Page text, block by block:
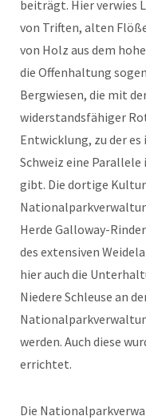
beiträgt. Hier verwies
von Triften, alten
von Holz aus dem
die Offenhaltung
Bergwiesen, die mit
widerstandsfähiger
Entwicklung, zu der
Schweiz eine
gibt. Die dortige
Herde Galloway-
des extensiven
hier auch die
Niedere Schleuse an
werden. Auch diese
errichtet.
Die